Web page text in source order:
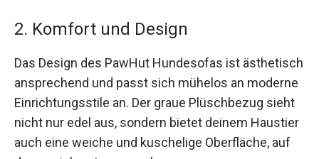
2. Komfort und Design
Das Design des PawHut Hundesofas ist ästhetisch
ansprechend und passt sich mühelos an moderne
Einrichtungsstile an. Der graue Plüschbezug sieht
nicht nur edel aus, sondern bietet deinem Haustier
auch eine weiche und kuschelige Oberfläche, auf